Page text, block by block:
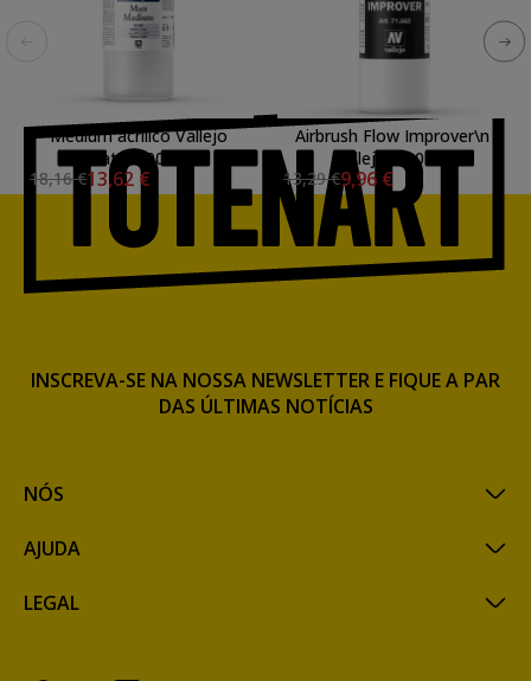
Medium acrilico Vallejo
Mate, 500 ml.
18,16 €13,62 €
Airbrush Flow Improver\n
Vallejo, 200 ml.
13,29 €9,96 €
NÓS
AJUDA
LEGAL
INSCREVA-SE NA NOSSA NEWSLETTER E FIQUE A PAR
DAS ÚLTIMAS NOTÍCIAS